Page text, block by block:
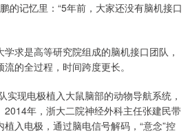
的记忆里：“5年前，大家还没有脑机接口
求是高等研究院组成的脑机接口团队，
的全过程，时间跨度更长。
实现电极植入大鼠脑部的动物导航系统，
2014年，浙大二院神经外科主任张建民带
入电极，通过脑电信号解码，“意念”控